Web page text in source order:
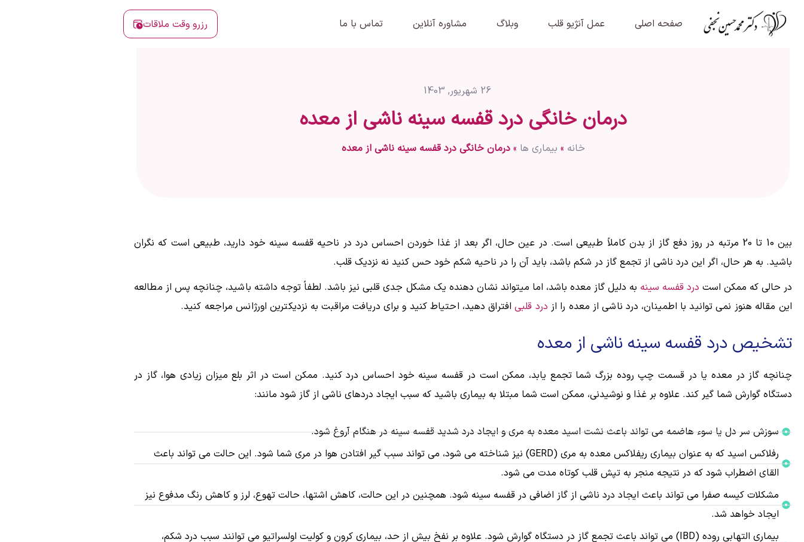
صفحه اصلی عمل آنژیو قلب وبلاگ مشاوره آنلاین تماس با ما رزرو وقت ملاقات
26 شهریور, 1403
درمان خانگی درد قفسه سينه ناشی از معده
خانه » بیماری ها »درمان خانگی درد قفسه سینه ناشی از معده
بین 10 تا 20 مرتبه در روز دفع گاز از بدن کاملاً طبیعی است. در عین حال، اگر بعد از غذا خوردن احساس درد در ناحیه قفسه سینه خود دارید، طبیعی است که نگران
باشید. به هر حال، اگر این درد ناشی از تجمع گاز در شکم باشد، باید آن را در ناحیه شکم خود حس کنید نه نزدیک قلب.
در حالی که ممکن است درد قفسه سینه به دلیل گاز معده باشد، اما میتواند نشان دهنده یک مشکل جدی قلبی نیز باشد. لطفاً توجه داشته باشید، چنانچه پس از مطالعه
این مقاله هنوز نمی توانید با اطمینان، درد ناشی از معده را از درد قلبیافتراق دهید، احتیاط کنید و برای دریافت مراقبت به نزدیکترین اورژانس مراجعه کنید.
تشخیص درد قفسه سینه ناشی از معده
چنانچه گاز در معده یا در قسمت چپ روده بزرگ شما تجمع یابد، ممکن است در قفسه سینه خود احساس درد کنید. ممکن است در اثر بلع میزان زیادی هوا، گاز در
دستگاه گوارش شما گیر کند. علاوه بر غذا و نوشیدنی، ممکن است شما مبتلا به بیماری باشید که سبب ایجاد دردهای ناشی از گاز شود مانند:
سوزش سر دل یا سوء هاضمه می تواند باعث نشت اسید معده به مری و ایجاد درد شدید قفسه سینه در هنگام آروغ شود.
رفلاکس اسید که به عنوان بیماری ریفلاکس معده به مری (GERD) نیز شناخته می شود، می تواند سبب گیر افتادن هوا در مری شما شود. این حالت می تواند باعث
القای اضطراب شود که در نتیجه منجر به تپش قلب کوتاه مدت می شود.
مشکلات کیسه صفرا می تواند باعث ایجاد درد ناشی از گاز اضافی در قفسه سینه شود. همچنین در این حالت، کاهش اشتها، حالت تهوع، لرز و کاهش رنگ مدفوع نیز
ایجاد خواهد شد.
بیماری التهابی روده (IBD) می تواند باعث تجمع گاز در دستگاه گوارش شود. علاوه بر نفخ بیش از حد، بیماری کرون و کولیت اولسراتیو می توانند سبب درد شکم،